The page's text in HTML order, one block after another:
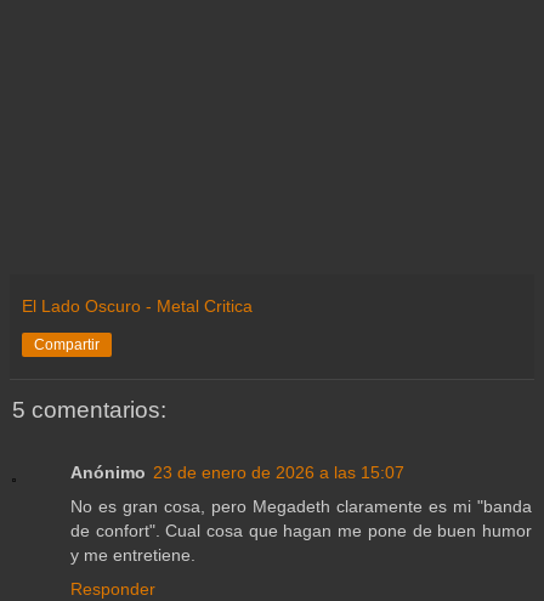
El Lado Oscuro - Metal Critica
Compartir
5 comentarios:
Anónimo 23 de enero de 2026 a las 15:07
No es gran cosa, pero Megadeth claramente es mi "banda
de confort". Cual cosa que hagan me pone de buen humor
y me entretiene.
Responder